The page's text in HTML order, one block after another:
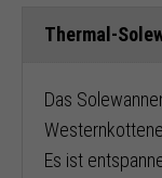
Thermal-
Das
Es ist